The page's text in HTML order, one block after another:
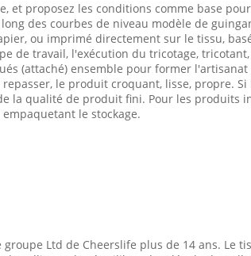
et proposez les conditions comme base
des courbes de niveau modèle de
ou imprimé directement sur le tissu,
de travail, l'exécution du tricotage,
(attaché) ensemble pour former l'artisanat
le produit croquant, lisse, propre.
la qualité de produit fini. Pour les produits
le stockage.
Ltd de Cheerslife plus de 14 ans. Le